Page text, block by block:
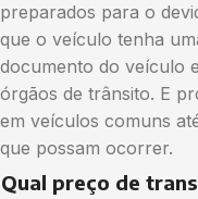
preparados para o
que o veículo tenha
documento do veículo
órgãos de trânsito. E
em veículos comuns
que possam ocorrer.
Qual preço de